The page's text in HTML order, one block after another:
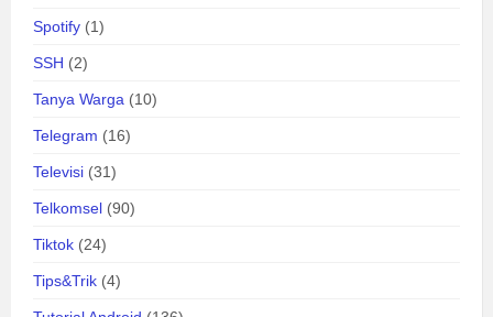
Spotify (1)
SSH (2)
Tanya Warga (10)
Telegram (16)
Televisi (31)
Telkomsel (90)
Tiktok (24)
Tips&Trik (4)